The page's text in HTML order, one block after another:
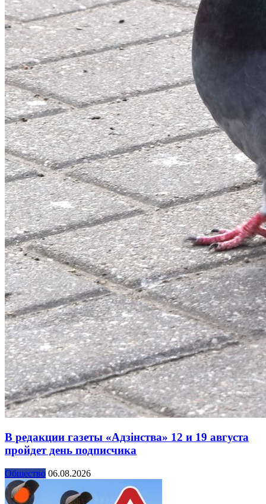
В редакции газеты «Адзінства» 12 и 19 августа
пройдет день подписчика
Общество 06.08.2026